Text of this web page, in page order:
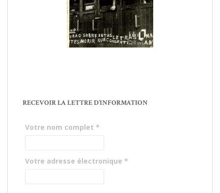
RECEVOIR LA LETTRE D’INFORMATION
Votre nom complet *
Votre adresse électronique *